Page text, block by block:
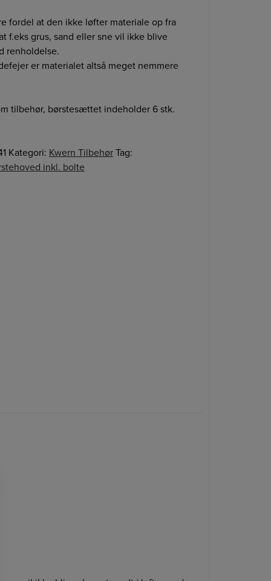
fordel at den ikke løfter materiale op fra
f.eks grus, sand eller sne vil ikke blive
renholdelse.
er materialet altså meget nemmere
tilbehør, børstesættet indeholder 6 stk.
Kategori: Kwern Tilbehør Tag:
inkl. bolte